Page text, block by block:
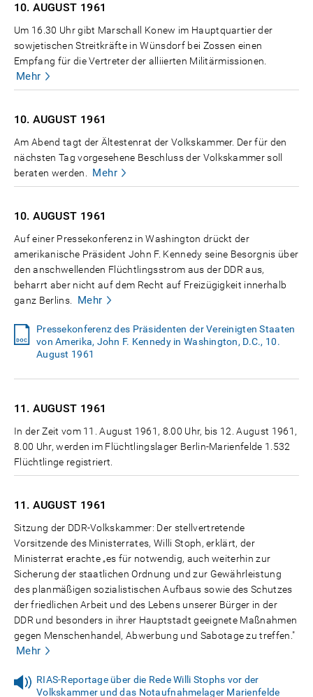
10. AUGUST 1961
Um 16.30 Uhr gibt Marschall Konew im Hauptquartier der
sowjetischen Streitkräfte in Wünsdorf bei Zossen einen
Empfang für die Vertreter der alliierten Militärmissionen.
Mehr
10. AUGUST 1961
Am Abend tagt der Ältestenrat der Volkskammer. Der für den
nächsten Tag vorgesehene Beschluss der Volkskammer soll
beraten werden.
Mehr
10. AUGUST 1961
Auf einer Pressekonferenz in Washington drückt der
amerikanische Präsident John F. Kennedy seine Besorgnis über
den anschwellenden Flüchtlingsstrom aus der DDR aus,
beharrt aber nicht auf dem Recht auf Freizügigkeit innerhalb
ganz Berlins.
Mehr
Pressekonferenz des Präsidenten der Vereinigten Staaten
von Amerika, John F. Kennedy in Washington, D.C., 10.
August 1961
11. AUGUST 1961
In der Zeit vom 11. August 1961, 8.00 Uhr, bis 12. August 1961,
8.00 Uhr, werden im Flüchtlingslager Berlin-Marienfelde 1.532
Flüchtlinge registriert.
11. AUGUST 1961
Sitzung der DDR-Volkskammer: Der stellvertretende
Vorsitzende des Ministerrates, Willi Stoph, erklärt, der
Ministerrat erachte „es für notwendig, auch weiterhin zur
Sicherung der staatlichen Ordnung und zur Gewährleistung
des planmäßigen sozialistischen Aufbaus sowie des Schutzes
der friedlichen Arbeit und des Lebens unserer Bürger in der
DDR und besonders in ihrer Hauptstadt geeignete Maßnahmen
gegen Menschenhandel, Abwerbung und Sabotage zu treffen."
Mehr
RIAS-Reportage über die Rede Willi Stophs vor der
Volkskammer und das Notaufnahmelager Marienfelde